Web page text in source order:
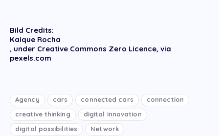
Bild Credits:
Kaique Rocha
, under Creative Commons Zero Licence, via
pexels.com
Agency cars connected cars
connection
creative thinking
digital innovation
digital possibilities
Network